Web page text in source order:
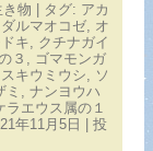
物 | タグ: アカ
ルマオコゼ, オ
キ, クチナガイ
３ , ゴマモンガ
キウミウシ, ソ
ミ , ナンヨウハ
ラエウス属の１
年11月5日
投